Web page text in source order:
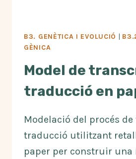
B3. GENÈTICA I EVOLUCIÓ |
GÈNICA
Model de
traducció en
Modelació del procés
traducció utilitzant
paper per construir una